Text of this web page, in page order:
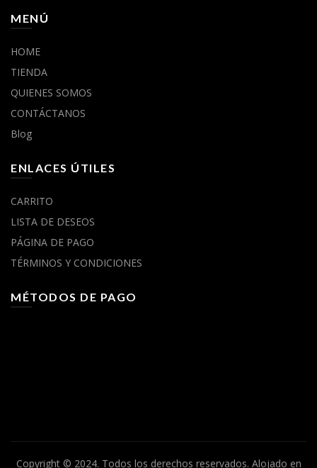
MENÚ
HOME
TIENDA
QUIENES SOMOS
CONTÁCTANOS
Blog
ENLACES ÚTILES
CARRITO
LISTA DE DESEOS
PÁGINA DE PAGO
TÉRMINOS Y CONDICIONES
MÉTODOS DE PAGO
Copyright © 2024. Todos los derechos reservados. Alojado en